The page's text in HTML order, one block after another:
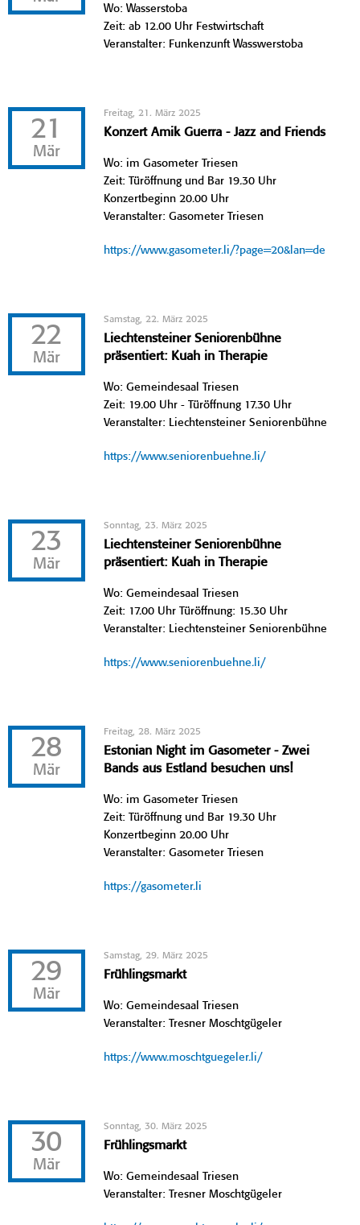
Wo: Wasserstoba
Zeit: ab 12.00 Uhr Festwirtschaft
Veranstalter: Funkenzunft Wasswerstoba
21
Mär
Freitag, 21. März 2025
Konzert Amik Guerra - Jazz and Friends
Wo: im Gasometer Triesen
Zeit: Türöffnung und Bar 19.30 Uhr
Konzertbeginn 20.00 Uhr
Veranstalter: Gasometer Triesen
https://www.gasometer.li/?page=20&lan=de
22
Mär
Samstag, 22. März 2025
Liechtensteiner Seniorenbühne
präsentiert: Kuah in Therapie
Wo: Gemeindesaal Triesen
Zeit: 19.00 Uhr - Türöffnung 17.30 Uhr
Veranstalter: Liechtensteiner Seniorenbühne
https://www.seniorenbuehne.li/
23
Mär
Sonntag, 23. März 2025
Liechtensteiner Seniorenbühne
präsentiert: Kuah in Therapie
Wo: Gemeindesaal Triesen
Zeit: 17.00 Uhr Türöffnung: 15.30 Uhr
Veranstalter: Liechtensteiner Seniorenbühne
https://www.seniorenbuehne.li/
28
Mär
Freitag, 28. März 2025
Estonian Night im Gasometer - Zwei
Bands aus Estland besuchen uns!
Wo: im Gasometer Triesen
Zeit: Türöffnung und Bar 19.30 Uhr
Konzertbeginn 20.00 Uhr
Veranstalter: Gasometer Triesen
https://gasometer.li
29
Mär
Samstag, 29. März 2025
Frühlingsmarkt
Wo: Gemeindesaal Triesen
Veranstalter: Tresner Moschtgügeler
https://www.moschtguegeler.li/
30
Mär
Sonntag, 30. März 2025
Frühlingsmarkt
Wo: Gemeindesaal Triesen
Veranstalter: Tresner Moschtgügeler